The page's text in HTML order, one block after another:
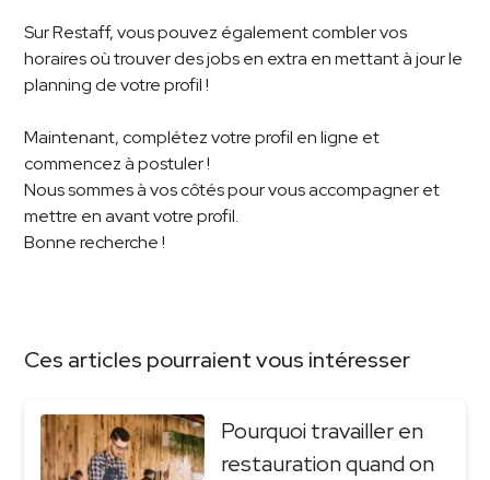
Sur Restaff, vous pouvez également combler vos
horaires où trouver des jobs en extra en mettant à jour le
planning de votre profil !
Maintenant, complétez votre profil en ligne et
commencez à postuler !
Nous sommes à vos côtés pour vous accompagner et
mettre en avant votre profil.
Bonne recherche !
Ces articles pourraient vous intéresser
Pourquoi travailler en
restauration quand on